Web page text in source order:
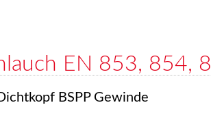
EN 853, 854,
BSPP Gewinde